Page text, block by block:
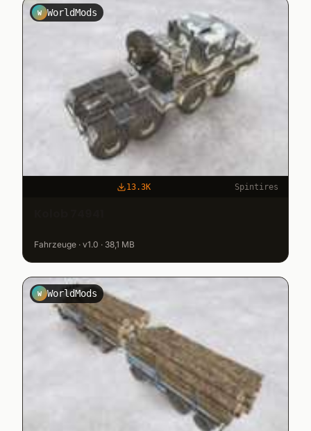
W WorldMods
13.3K Spintires
Fahrzeuge · v1.0 · 38,1 MB
W WorldMods